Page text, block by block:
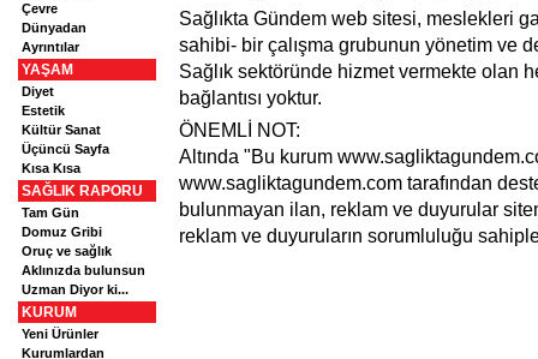
Çevre
Dünyadan
Ayrıntılar
YAŞAM
Diyet
Estetik
Kültür Sanat
Üçüncü Sayfa
Kısa Kısa
SAĞLIK RAPORU
Tam Gün
Domuz Gribi
Oruç ve sağlık
Aklınızda bulunsun
Uzman Diyor ki...
KURUM
Yeni Ürünler
Kurumlardan
Sağlıkta Gündem web sitesi, meslekleri
sahibi- bir çalışma grubunun yönetim ve
Sağlık sektöründe hizmet vermekte olan
bağlantısı yoktur.
ÖNEMLİ NOT:
Altında "Bu kurum
www.sagliktagundem.com tarafından
bulunmayan ilan, reklam ve duyurular
reklam ve duyuruların sorumluluğu